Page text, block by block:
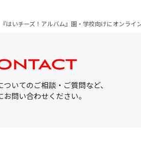
『はいチーズ！アルバム』園・学校向けにオンラ
いてのご相談・ご質問など、
お問い合わせください。